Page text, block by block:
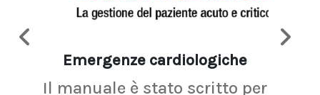
Emergenze cardiologiche
Il manuale è stato scritto per